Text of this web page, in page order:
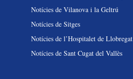
Notícies de Vilanova i la Geltrú
Notícies de Sitges
Notícies de l’Hospitalet de Llobregat
Notícies de Sant Cugat del Vallès